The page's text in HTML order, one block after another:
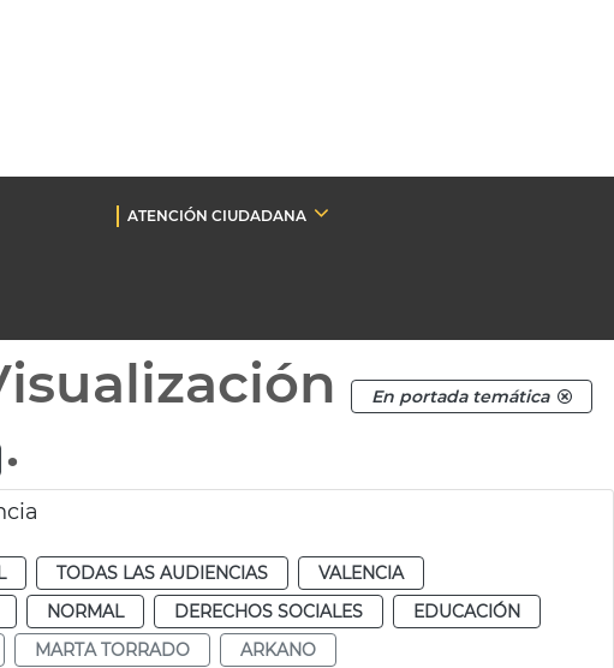
ATENCIÓN CIUDADANA
En portada temática
.
TODAS LAS AUDIENCIAS
VALENCIA
NORMAL DERECHOS SOCIALES
EDUCACIÓN
MARTA TORRADO ARKANO